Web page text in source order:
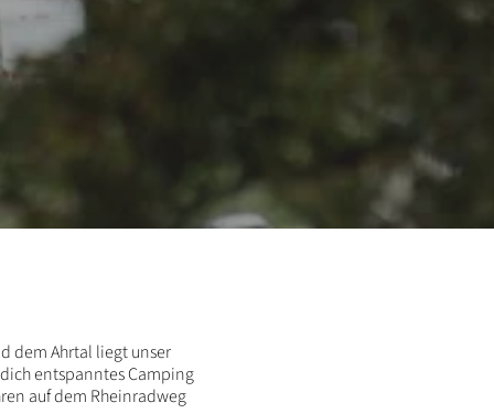
dem Ahrtal liegt unser
entspanntes Camping
auf dem Rheinradweg